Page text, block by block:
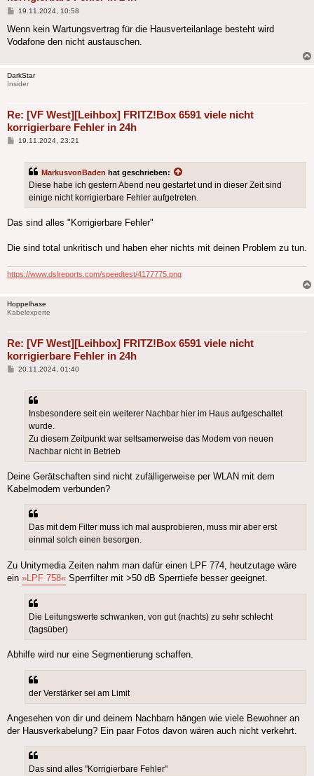
Beitrag
19.11.2024, 10:58
Wenn kein Wartungsvertrag für die Hausverteilanlage besteht wird
Vodafone den nicht austauschen.
DarkStar
Insider
Re: [VF West][Leihbox] FRITZ!Box 6591 viele nicht
korrigierbare Fehler in 24h
Beitrag
19.11.2024, 23:21
MarkusvonBaden hat geschrieben:
Diese habe ich gestern Abend neu gestartet und in dieser Zeit sind
einige nicht korrigierbare Fehler aufgetreten.
Das sind alles "Korrigierbare Fehler"
Die sind total unkritisch und haben eher nichts mit deinen Problem zu tun.
https://www.dslreports.com/speedtest/4177775.png
Hoppelhase
Kabelexperte
Re: [VF West][Leihbox] FRITZ!Box 6591 viele nicht
korrigierbare Fehler in 24h
Beitrag
20.11.2024, 01:40
Insbesondere seit ein weiterer Nachbar hier im Haus aufgeschaltet
wurde.
Zu diesem Zeitpunkt war seltsamerweise das Modem von neuen
Nachbar nicht in Betrieb
Deine Gerätschaften sind nicht zufälligerweise per WLAN mit dem
Kabelmodem verbunden?
Das mit dem Filter muss ich mal ausprobieren, muss mir aber erst
einmal solch einen besorgen.
Zu Unitymedia Zeiten nahm man dafür einen LPF 774, heutzutage wäre
ein »LPF 758« Sperrfilter mit >50 dB Sperrtiefe besser geeignet.
Die Leitungswerte schwanken, von gut (nachts) zu sehr schlecht
(tagsüber)
Abhilfe wird nur eine Segmentierung schaffen.
der Verstärker sei am Limit
Angesehen von dir und deinem Nachbarn hängen wie viele Bewohner an
der Hausverkabelung? Ein paar Fotos davon wären auch nicht verkehrt.
Das sind alles "Korrigierbare Fehler"